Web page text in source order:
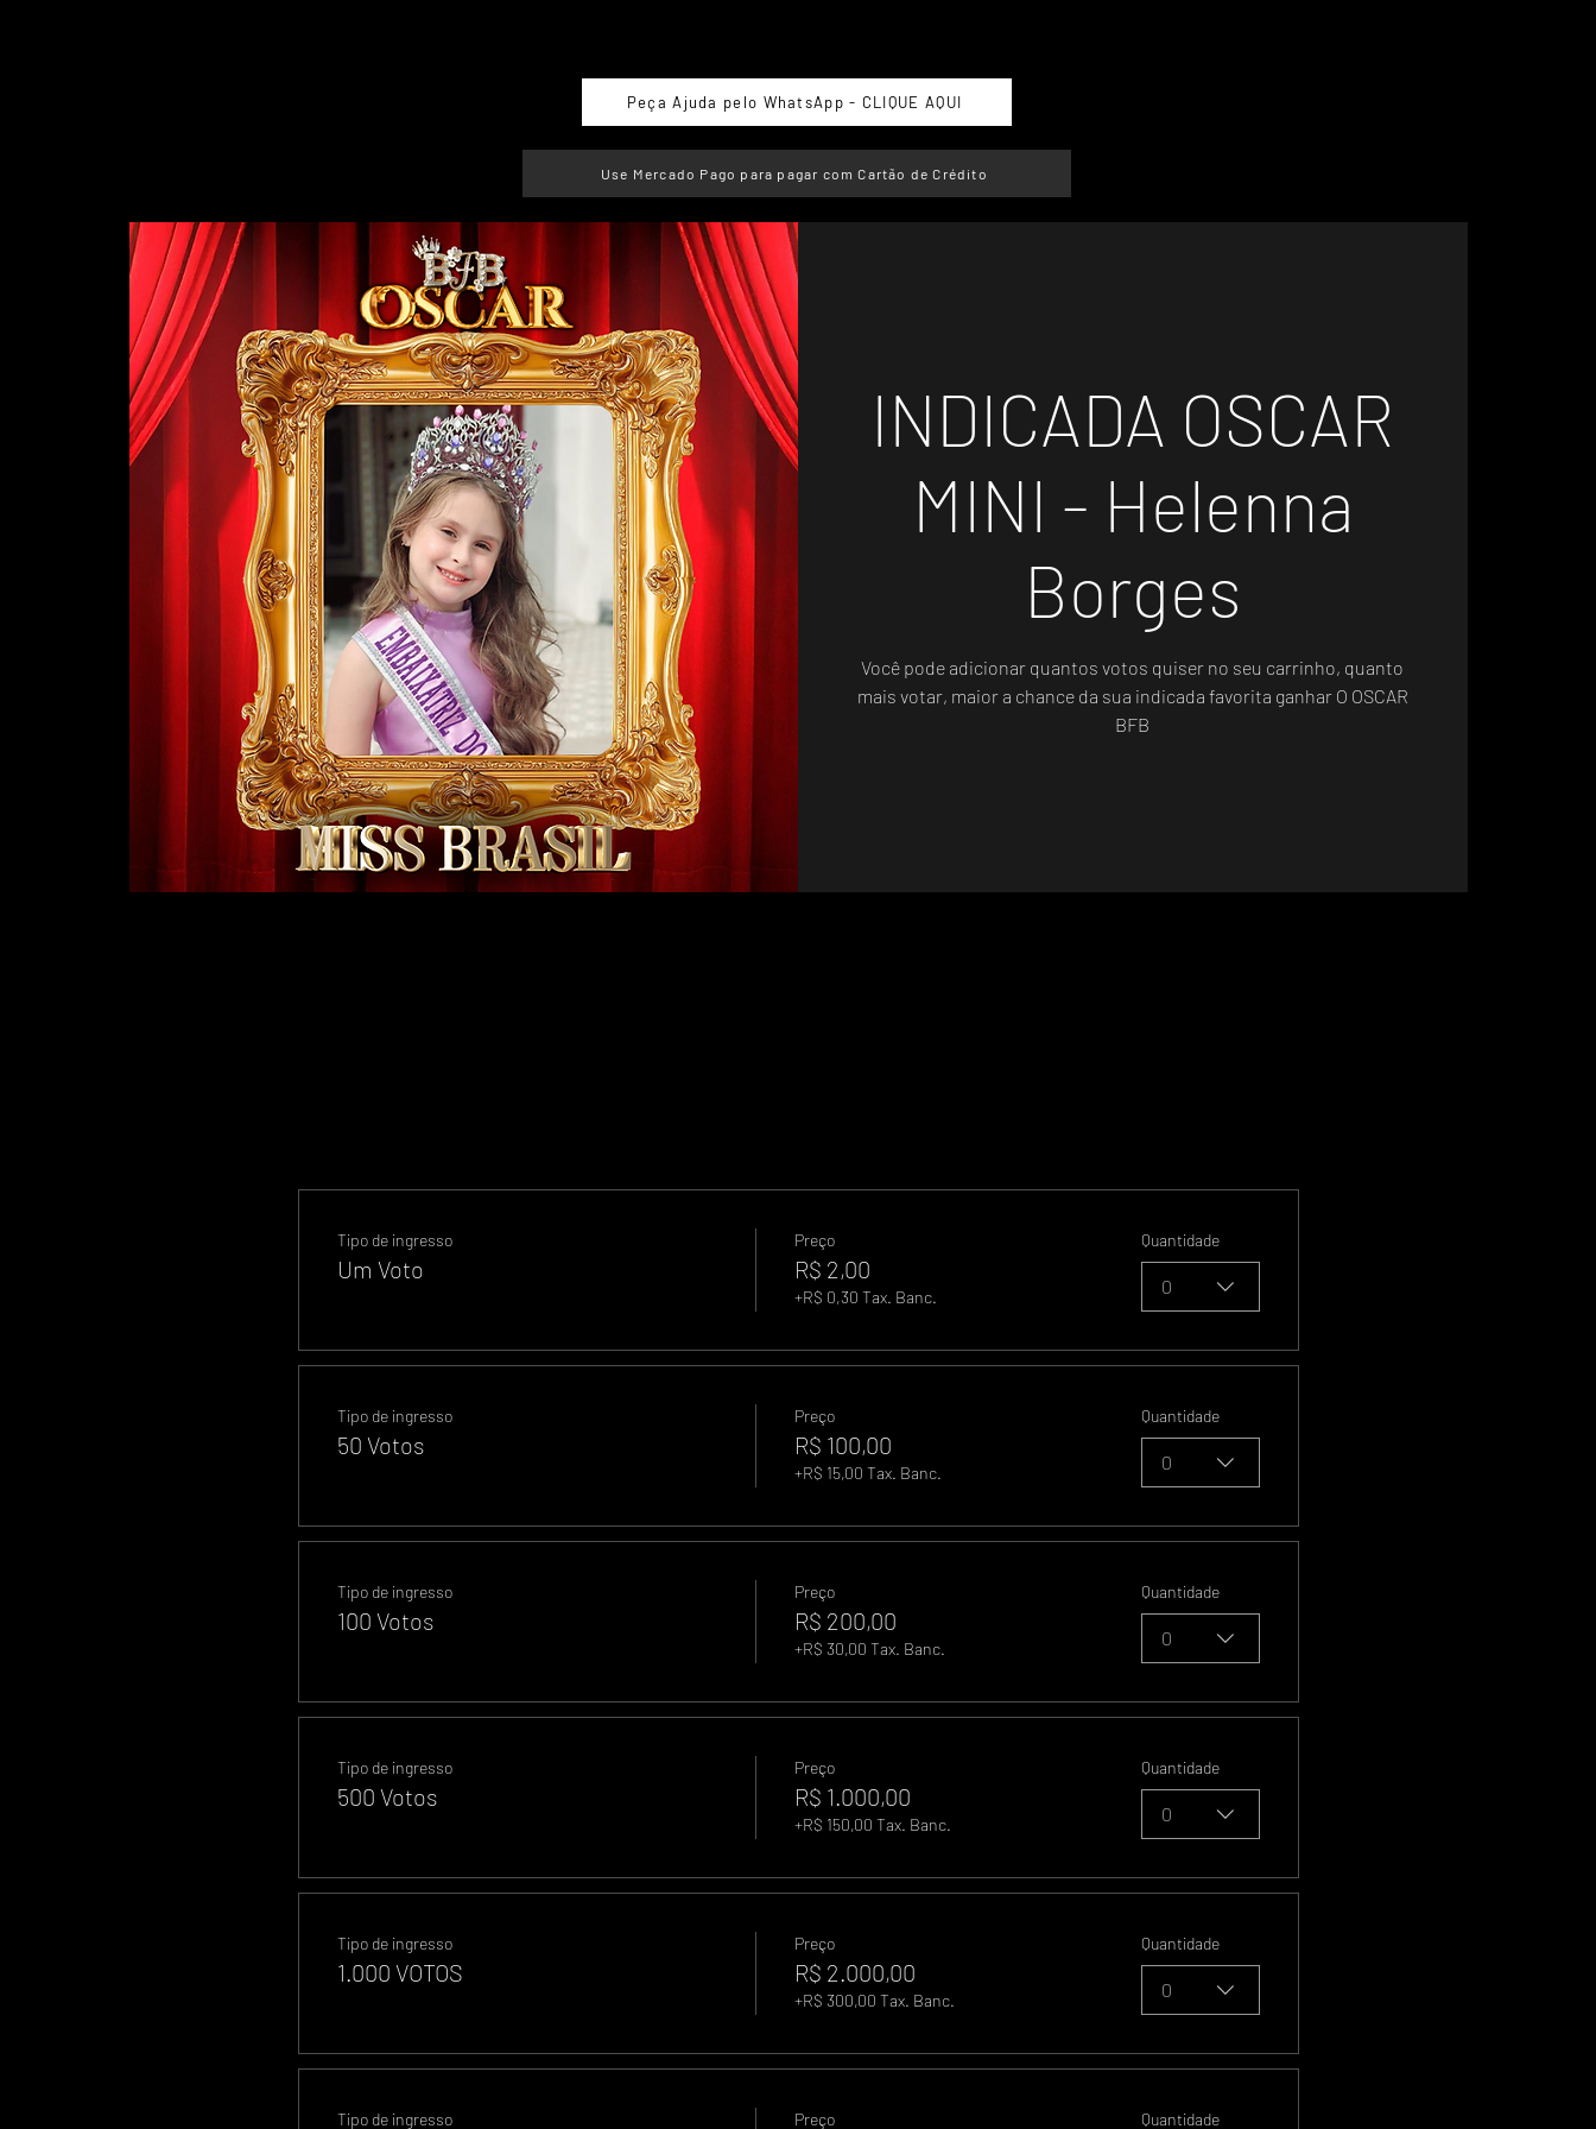
Peça Ajuda pelo WhatsApp - CLIQUE AQUI
Use Mercado Pago para pagar com Cartão de Crédito
INDICADA OSCAR
MINI - Helenna
Borges
Você pode adicionar quantos votos quiser no seu carrinho, quanto
mais votar, maior a chance da sua indicada favorita ganhar O OSCAR
Tipo de ingresso
Um Voto
Preço
R$ 2,00
+R$ 0,30 Tax. Banc.
Quantidade
0
Tipo de ingresso
50 Votos
Preço
R$ 100,00
+R$ 15,00 Tax. Banc.
Quantidade
0
Tipo de ingresso
100 Votos
Preço
R$ 200,00
+R$ 30,00 Tax. Banc.
Quantidade
0
Tipo de ingresso
500 Votos
Preço
R$ 1.000,00
+R$ 150,00 Tax. Banc.
Quantidade
0
Tipo de ingresso
1.000 VOTOS
Preço
R$ 2.000,00
+R$ 300,00 Tax. Banc.
Quantidade
0
Tipo de ingresso Preço Quantidade